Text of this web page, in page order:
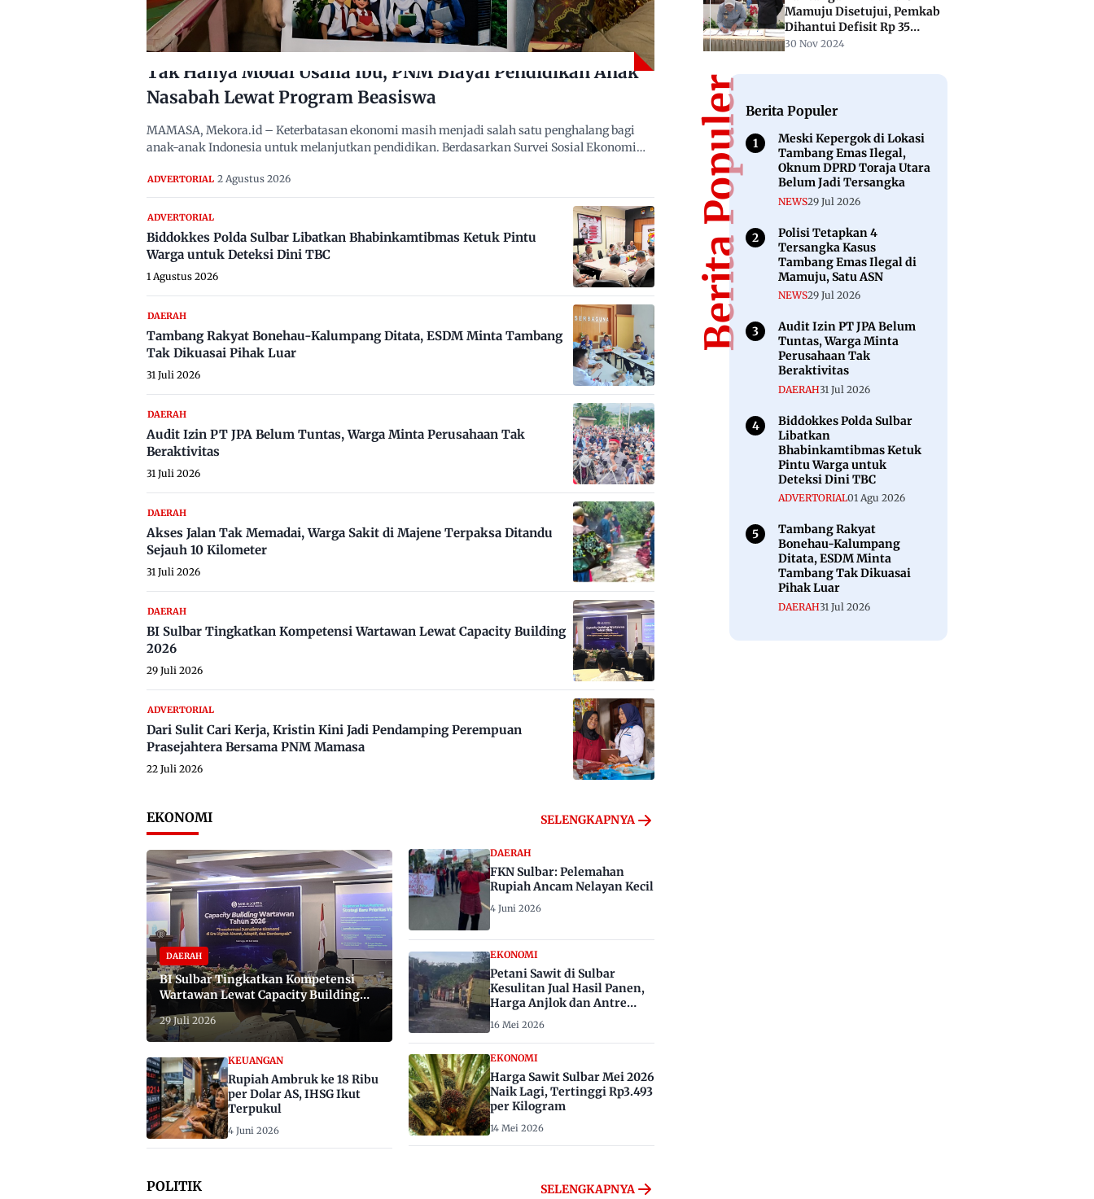
Tak Hanya Modal Usaha Ibu, PNM Biayai Pendidikan Anak
Nasabah Lewat Program Beasiswa
MAMASA, Mekora.id – Keterbatasan ekonomi masih menjadi salah satu penghalang bagi
anak-anak Indonesia untuk melanjutkan pendidikan. Berdasarkan Survei Sosial Ekonomi…
ADVERTORIAL 2 Agustus 2026
ADVERTORIAL
Biddokkes Polda Sulbar Libatkan Bhabinkamtibmas Ketuk Pintu
Warga untuk Deteksi Dini TBC
1 Agustus 2026
DAERAH
Tambang Rakyat Bonehau-Kalumpang Ditata, ESDM Minta Tambang
Tak Dikuasai Pihak Luar
31 Juli 2026
DAERAH
Audit Izin PT JPA Belum Tuntas, Warga Minta Perusahaan Tak
Beraktivitas
31 Juli 2026
DAERAH
Akses Jalan Tak Memadai, Warga Sakit di Majene Terpaksa Ditandu
Sejauh 10 Kilometer
31 Juli 2026
DAERAH
BI Sulbar Tingkatkan Kompetensi Wartawan Lewat Capacity Building
2026
29 Juli 2026
ADVERTORIAL
Dari Sulit Cari Kerja, Kristin Kini Jadi Pendamping Perempuan
Prasejahtera Bersama PNM Mamasa
22 Juli 2026
EKONOMI SELENGKAPNYA
DAERAH
BI Sulbar Tingkatkan Kompetensi
Wartawan Lewat Capacity Building
29 Juli 2026
KEUANGAN
Rupiah Ambruk ke 18 Ribu
per Dolar AS, IHSG Ikut
Terpukul
4 Juni 2026
DAERAH
FKN Sulbar: Pelemahan
Rupiah Ancam Nelayan Kecil
4 Juni 2026
EKONOMI
Petani Sawit di Sulbar
Kesulitan Jual Hasil Panen,
Harga Anjlok dan Antre
Berhari-hari
16 Mei 2026
EKONOMI
Harga Sawit Sulbar Mei 2026
Naik Lagi, Tertinggi Rp3.493
per Kilogram
14 Mei 2026
POLITIK SELENGKAPNYA
Mamuju Disetujui, Pemkab
Dihantui Defisit Rp 35
Miliar
30 Nov 2024
Berita PopulerBerita Populer
Meski Kepergok di Lokasi
Tambang Emas Ilegal,
Oknum DPRD Toraja Utara
Belum Jadi Tersangka
NEWS29 Jul 2026
Polisi Tetapkan 4
Tersangka Kasus
Tambang Emas Ilegal di
Mamuju, Satu ASN
NEWS29 Jul 2026
Audit Izin PT JPA Belum
Tuntas, Warga Minta
Perusahaan Tak
Beraktivitas
DAERAH31 Jul 2026
Biddokkes Polda Sulbar
Libatkan
Bhabinkamtibmas Ketuk
Pintu Warga untuk
Deteksi Dini TBC
ADVERTORIAL01 Agu 2026
Tambang Rakyat
Bonehau-Kalumpang
Ditata, ESDM Minta
Tambang Tak Dikuasai
Pihak Luar
DAERAH31 Jul 2026